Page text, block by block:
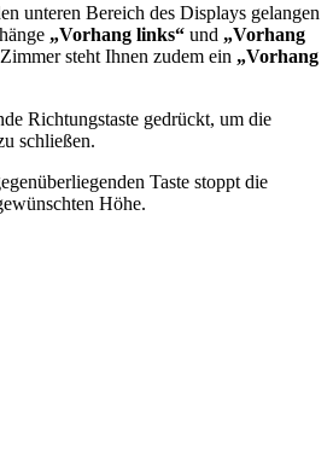
unteren Bereich des Displays gelangen
„Vorhang links“ und „Vorhang
steht Ihnen zudem ein „Vorhang
Richtungstaste gedrückt, um die
schließen.
Taste stoppt die
Höhe.